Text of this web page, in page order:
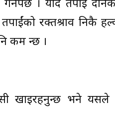
। यदि तपाईं
रक्तश्राव निकै
कम हुन्छ ।
खाइरहनुहुन्छ भने यसले